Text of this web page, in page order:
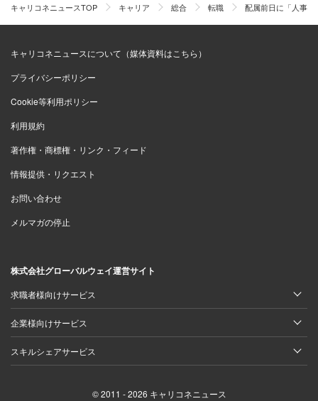
キャリコネニュースTOP キャリア 総合 転職 配属前日に「人事
キャリコネニュースについて（媒体資料はこちら）
プライバシーポリシー
Cookie等利用ポリシー
利用規約
著作権・商標権・リンク・フィード
情報提供・リクエスト
お問い合わせ
メルマガの停止
株式会社グローバルウェイ運営サイト
求職者様向けサービス
企業様向けサービス
スキルシェアサービス
© 2011 - 2026 キャリコネニュース